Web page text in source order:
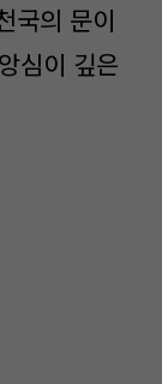
국의 문이
심이 깊은